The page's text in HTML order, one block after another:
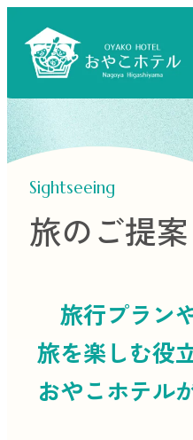
Sightseeing
旅のご提案
旅行プラン
旅を楽しむ役
おやこホテル